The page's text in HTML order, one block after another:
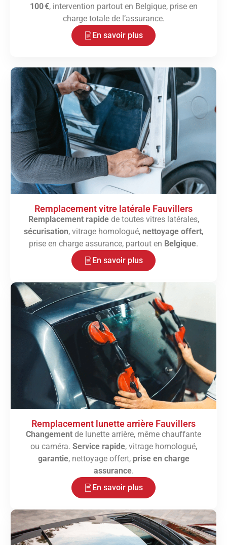
100 €, intervention partout en Belgique, prise en
charge totale de l’assurance.
En savoir plus
Remplacement vitre latérale Fauvillers
Remplacement rapidede toutes vitres latérales,
sécurisation, vitrage homologué, nettoyage offert,
prise en charge assurance, partout en Belgique.
En savoir plus
Remplacement lunette arrière Fauvillers
Changement de lunette arrière, même chauffante
ou caméra. Service rapide, vitrage homologué,
garantie, nettoyage offert, prise en charge
assurance.
En savoir plus